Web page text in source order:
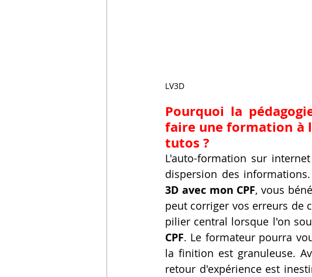
LV3D
Pourquoi la
faire une formation à
tutos ?
L'auto-formation sur
dispersion des
3D avec mon CPF, vous
peut corriger vos erreurs de
pilier central lorsque l'on
CPF. Le formateur pourra
la finition est granuleuse.
retour d'expérience est